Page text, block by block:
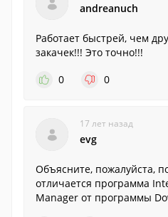
andreanuch
Работает быстрей, чем
закачек!!! Это точно!!!
0
0
17 лет назад
evg
Объясните, пожалуйста,
отличается программа
Manager от программы